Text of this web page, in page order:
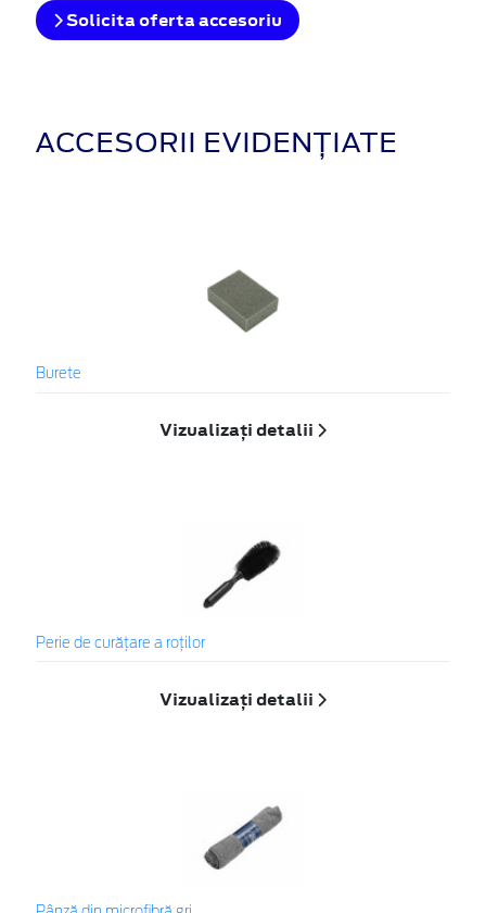
Solicita oferta accesoriu
ACCESORII EVIDENȚIATE
Burete
Vizualizați detalii
Perie de curățare a roților
Vizualizați detalii